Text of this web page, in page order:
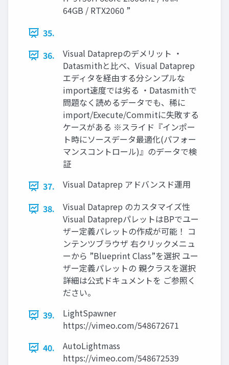
64GB / RTX2060 ”
35.
36.
Visual Dataprepのデメリット ・
Datasmithと比べ、Visual Dataprep
エディタを経由する分シンプルな
import速度では劣る ・Datasmithで
問題なく読めるデータでも、稀に
import/Execute/Commitに失敗する
ケースがある ※スライド『インポー
ト時にソースデータ最適化(パフォー
マンスコントロール)』のデータで検
証
37.
Visual Dataprep アドバンスド運用
38.
Visual Dataprep のカスタマイズ性
Visual DataprepパレットはBPでユー
ザー定義パレットの作成が可能！ コ
ンテンツブラウザ 右クリックメニュ
ーから ”Blueprint Class”を選択 ユー
ザー定義パレットの 親クラスを選択
詳細は公式ドキュメントを ご参照く
ださい。
39.
LightSpawner
https://vimeo.com/548672671
40.
AutoLightmass
https://vimeo.com/548672539